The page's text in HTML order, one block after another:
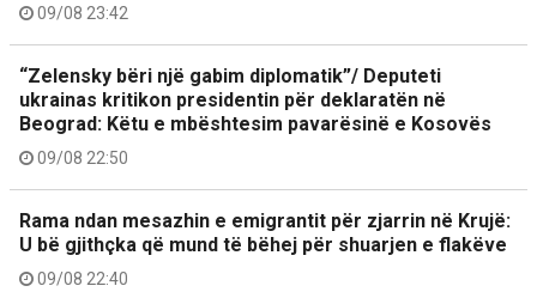
09/08 23:42
“Zelensky bëri një gabim diplomatik”/ Deputeti
ukrainas kritikon presidentin për deklaratën në
Beograd: Këtu e mbështesim pavarësinë e Kosovës
09/08 22:50
Rama ndan mesazhin e emigrantit për zjarrin në Krujë:
U bë gjithçka që mund të bëhej për shuarjen e flakëve
09/08 22:40